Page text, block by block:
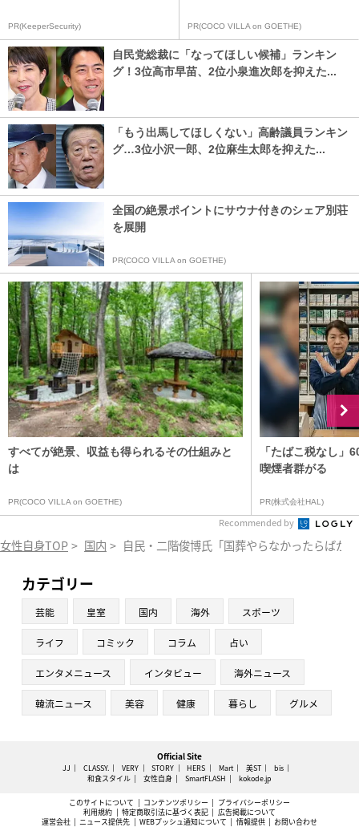
PR(KeeperSecurity) PR(COCO VILLA on GOETHE)
自民党総裁に「なってほしい候補」ランキン
グ！3位高市早苗、2位小泉進次郎を抑えた...
「もう出馬してほしくない」高齢議員ランキン
グ…3位小沢一郎、2位麻生太郎を抑えた...
全国の絶景ポイントにサウナ付きのシェア別荘
を展開
PR(COCO VILLA on GOETHE)
すべてが絶景、収益も得られるその仕組みと
は
PR(COCO VILLA on GOETHE)
「たばこ税なし
喫煙者群がる
PR(株式会社HAL)
Recommended by
女性自身TOP > 国内 > 自民・二階俊博氏「国葬やらなかったらばか
カテゴリー
芸能 皇室 国内 海外 スポーツ
ライフ コミック コラム 占い
エンタメニュース インタビュー 海外ニュース
韓流ニュース 美容 健康 暮らし グルメ
Official Site
JJ CLASSY. VERY STORY HERS Mart 美ST
bis
和食スタイル
女性自身 SmartFLASH kokode.jp
このサイトについて コンテンツポリシー
プライバシーポリシー
利用規約
特定商取引法に基づく表記
広告掲載について
運営会社
ニュース提供先 WEBプッシュ通知について 情報提供 お問い合わせ